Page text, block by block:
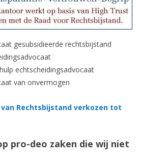
gesubsidieerde rechtsbijstand
echtscheidingsadvocaat
van onvermogen
van Rechtsbijstand verkozen tot
pro-deo zaken die wij niet